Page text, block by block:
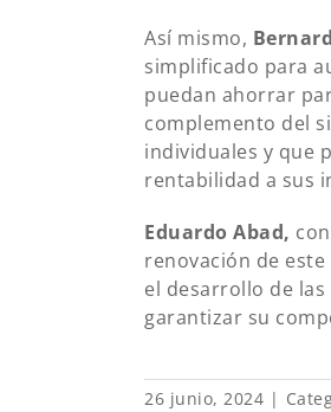
Así mismo,
simplificado para
puedan ahorrar
complemento del
individuales y que
rentabilidad a sus
Eduardo Abad,
renovación de
el desarrollo de
garantizar su
26 junio, 2024 |